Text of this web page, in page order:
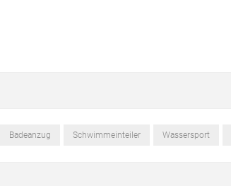
Badeanzug Schwimmeinteiler Wassersport